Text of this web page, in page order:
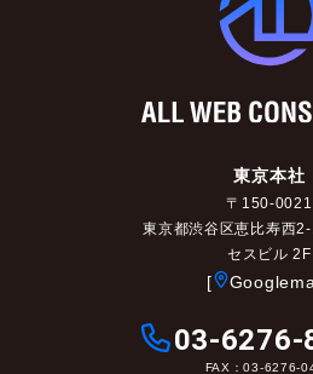
東京本社
〒150-0021
東京都渋谷区恵比寿西
セスビル 2F
[
03-6276-
FAX：03-6276-